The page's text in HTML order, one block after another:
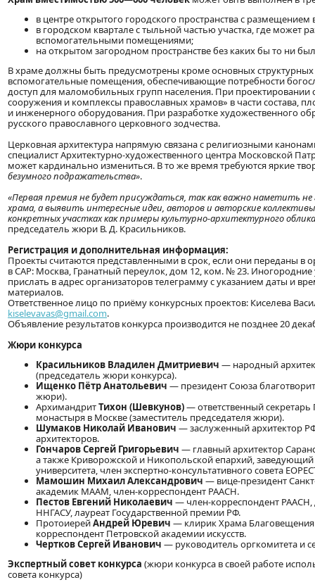
в центре открытого городского пространства с
в городском квартале с тыльной частью участка, где может
вспомогательными помещениями;
на открытом загородном пространстве без каких бы то ни
В храме должны быть предусмотрены кроме основных
вспомогательные помещения, обеспечивающие потребности
доступ для маломобильных групп населения. При проектировании
сооружения и комплексы православных храмов» в части
и инженерного оборудования. При разработке художественного
русского православного церковного зодчества.
Церковная архитектура напрямую связана с религиозными
специалист Архитектурно-художественного центра Московской
может кардинально измениться. В то же время требуются яркие
безумного подражательства».
«Первая премия не будет присуждаться, так как важно наметить
храма, а выявить интересные идеи, авторов и авторские
конкретных участках как примеры культурно-архитектурного
председатель жюри В. Д. Красильников.
Регистрация и дополнительная информация:
Проекты считаются представленными в срок, если они переданы в
в САР: Москва, Гранатный переулок, дом 12, ком. № 23.
прислать в адрес организаторов телеграмму с указанием даты и
материалов.
Ответственное лицо по приёму конкурсных проектов: Киселева
kiselevavas@gmail.com.
Объявление результатов конкурса производится не позднее 20
Жюри конкурса
Красильников Владилен Дмитриевич — народный
(председатель жюри конкурса).
Ищенко Пётр Анатольевич — президент Союза
жюри).
АрхимандритТихон (Шевкунов)— ответственный секретарь
монастыря в Москве (заместитель председателя жюри).
Шумаков Николай Иванович — заслуженный архитектор
архитекторов.
Гончаров Сергей Григорьевич — главный архитектор
а также Криворожской и Никопольской епархий,
университета, член экспертно-консультативного совета
Мамошин Михаил Александрович — вице-президент
академик МААМ, член-корреспондент РААСН.
Пестов Евгений Николаевич — член-корреспондент РААСН,
ННГАСУ, лауреат Государственной премии РФ.
ПротоиерейАндрей Юревич — клирик Храма
корреспондент Петровской академии искусств.
Чертков Сергей Иванович — руководитель оргкомитета и
Экспертный совет конкурса (жюри конкурса в своей работе
совета конкурса)